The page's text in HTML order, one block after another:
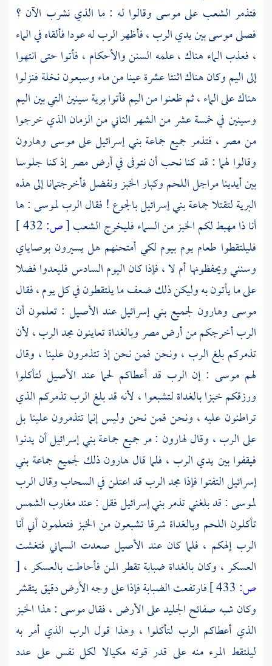
فتذمر الشعب علىموسى وقالوا له : ما الذي نشرب الآن ؟
فصلىموسىبين يدي الرب ، فأظهر الرب له عودا فألقاه في الماء
، فعذب الماء هناك ، علمه السنن والأحكام ، فأتوا حتى انتهوا
إلى اليم وكان هناك اثنتا عشرة عينا من ماء وسبعون نخلة فنزلوا
هناك على الماء ، ثم ظعنوا من اليم فأتوا برية سينين التي بين اليم
وسينين في خمسة عشر من الشهر الثاني من الزمان الذي خرجوا
منمصر، فتذمر جميع جماعة بني إسرائيل علىموسى وهارون
وقالوا لهما : قد كنا نحب أن نتوفى في أرضمصرإذ كنا جلوسا
بين أيدينا مراجل اللحم وكبار الخبز ونفضل فأخرجتمانا إلى هذه
البرية لتقتلا جماعة بني إسرائيل بالجوع ! فقال الربلموسى: ها
أنا ذا مهبط لكم الخبز من السماء فليخرج الشعب[ص:
فليلتقطوا طعام يوم بيوم لكي أمتحنهم هل يسيرون بوصاياي
وسنني ويحفظونها أم لا ، فإذا كان اليوم السادس فليعدوا فضلا
على ما يأتون به وليكن ذلك ضعف ما يلتقطون في كل يوم ، فقال
موسى وهارون لجميع بني إسرائيل عند الأصيل : تعلمون أن
الرب أخرجكم من أرضمصروبالغداة تعاينون مجد الرب ، لأن
تذمركم بلغ الرب ، ونحن فمن نحن إذ تتذمرون علينا ، وقال
لهمموسى : إن الرب قد أعطاكم لحما عند الأصيل لتأكلوا
ورزقكم خبزا بالغداة لتشبعوا ، لأنه قد بلغ الرب تذمركم الذي
تراطنون عليه ، ونحن فمن نحن وليس إنما تتذمرون علينا بل
على الرب ، وقاللهارون : مر جميع جماعة بني إسرائيل أن يدنوا
فيقفوا بين يدي الرب ، فلما قالهارونذلك لجميع جماعة بني
إسرائيل التفتوا فإذا مجد الرب قد اعتلن في السحاب وقال الرب
لموسى: قد بلغني تذمر بني إسرائيل فقل : عند مغارب الشمس
تأكلون اللحم وبالغداة شرقا تشبعون من الخبز فتعلمون أني أنا
الرب إلهكم ، فلما كان عند الأصيل صعدت السماني فتغشت
العسكر ، وكان بالغداة ضبابة تقطر المن فأحاطت بالعسكر ، [
ص:
فارتفعت الضبابة فإذا على وجه الأرض دقيق يتقشر
وكان شبه صفائح الجليد على الأرض ، فقالموسى: هذا الخبز
الذي أعطاكم الرب لتأكلوا ، وهذا قول الرب الذي أمر به
ليلتقط المرء منه على قدر قوته مكيالا لكل نفس على عدد